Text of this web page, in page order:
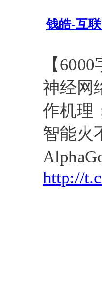
钱皓-互
【
神经网
作机理
智能火
http://